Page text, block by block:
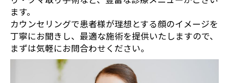
ます。
カウンセリングで患者様が理想とする顔のイメージを
丁寧にお聞きし、最適な施術を提供いたしますので、
まずは気軽にお問合わせください。